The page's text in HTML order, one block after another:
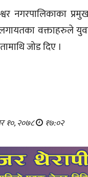
नगरपालिकाका
वक्ताहरुले
जोड दिए ।
१०, २०७८ १७:०२